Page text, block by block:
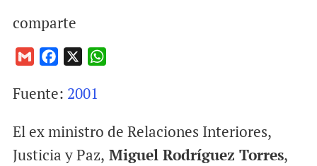
comparte
a
l
c
b
s
A
Fuente: 2001
El ex ministro de Relaciones Interiores,
Justicia y Paz, Miguel Rodríguez Torres,